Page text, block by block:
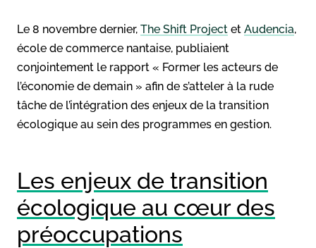
Le 8 novembre dernier, The Shift Project et Audencia,
école de commerce nantaise, publiaient
conjointement le rapport « Former les acteurs de
l’économie de demain » afin de s’atteler à la rude
tâche de l’intégration des enjeux de la transition
écologique au sein des programmes en gestion.
Les enjeux de transition
écologique au cœur des
préoccupations